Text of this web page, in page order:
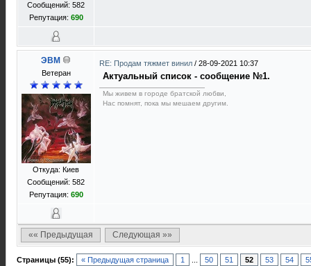
Сообщений: 582
Репутация: 690
ЭВМ
Ветеран
Откуда: Киев
Сообщений: 582
Репутация: 690
RE: Продам тяжмет винил / 28-09-2021 10:37
Актуальный список - сообщение №1.
Мы живем в городе братской любви,
Нас помнят, пока мы мешаем другим.
«« Предыдущая Следующая »»
Страницы (55): « Предыдущая страница 1 50 51 52 53 54